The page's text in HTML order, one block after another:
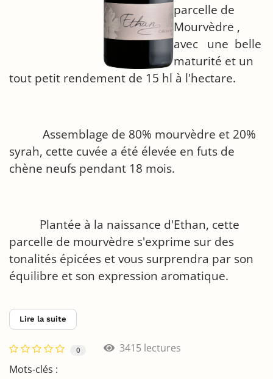
parcelle de
Mourvèdre ,
avec une belle
maturité et un
tout petit rendement de 15 hl à l'hectare.
Assemblage de 80% mourvèdre et 20%
syrah, cette cuvée a été élevée en futs de
chène neufs pendant 18 mois.
Plantée à la naissance d'Ethan, cette
parcelle de mourvèdre s'exprime sur des
tonalités épicées et vous surprendra par son
équilibre et son expression aromatique.
Lire la suite
0
3415 lectures
Mots-clés :